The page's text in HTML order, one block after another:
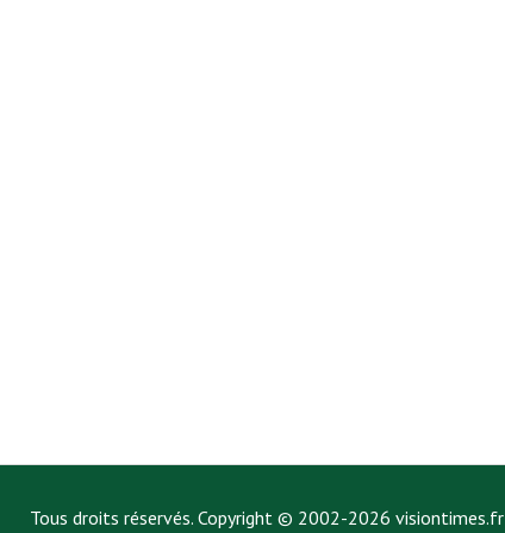
Tous droits réservés. Copyright © 2002-2026 visiontimes.fr